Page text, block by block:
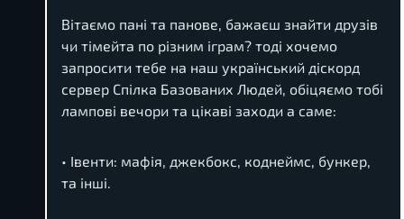
Вітаємо пані та панове, бажаєш знайти друзів
чи тімейта по різним іграм? тоді хочемо
запросити тебе на наш український діскорд
сервер Спілка Базованих Людей, обіцяємо тобі
лампові вечори та цікаві заходи а саме:
• Івенти: мафія, джекбокс, коднеймс, бункер,
та інші.